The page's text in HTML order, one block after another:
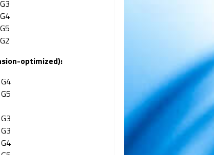
optimized):